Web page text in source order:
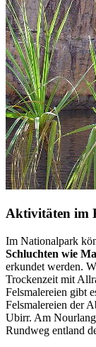
Aktivitäten im
Im Nationalpark
Schluchten wie
erkundet werden.
Trockenzeit mit
Felsmalereien gibt
Felsmalereien der
Ubirr. Am
Rundweg entland